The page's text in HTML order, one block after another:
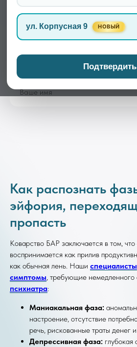
ул. Корпусная 9 НОВЫЙ
Подтвердить
становятся управляемыми, а жизнь —
Данное
направлениеявляется
работе с аффективными нарушениями.
Как распознать
эйфория,
пропасть
Коварство БАР заключается в том,
воспринимается как прилив
как обычная лень. Наши специалисты
симптомы, требующие
психиатра:
Маниакальная фаза:
настроение, отсутствие
речь, рискованные траты денег
Депрессивная фаза: глубокая